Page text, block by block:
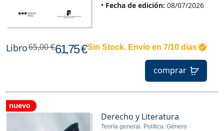
Fecha de edición: 08/07/2026
Libro65,00 €61,75 €Sin Stock. Envío en 7/10 días
comprar
nuevo
Derecho y Literatura
Teoría general. Política. Género